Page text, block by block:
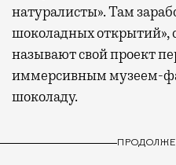
натуралисты». Там
шоколадных открытий»,
называют свой проект
иммерсивным музеем-
шоколаду.